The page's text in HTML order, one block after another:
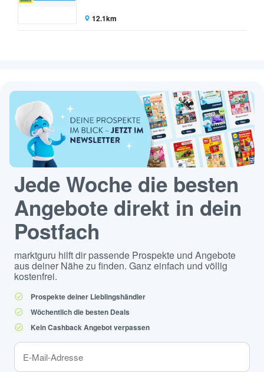
12.1km
Jede Woche die besten
Angebote direkt in dein
Postfach
marktguru hilft dir passende Prospekte und Angebote
aus deiner Nähe zu finden. Ganz einfach und völlig
kostenfrei.
Prospekte deiner Lieblingshändler
Wöchentlich die besten Deals
Kein Cashback Angebot verpassen